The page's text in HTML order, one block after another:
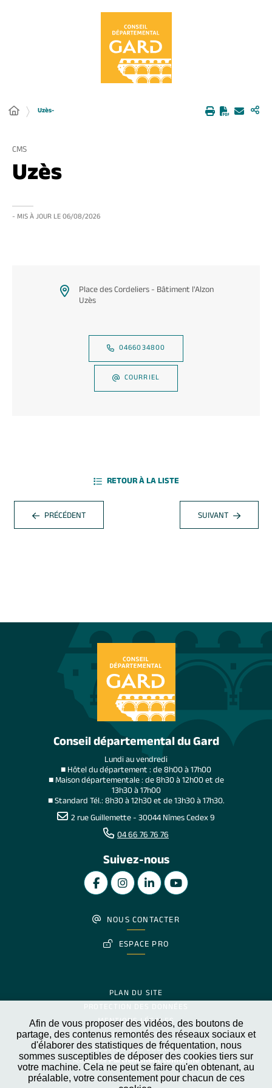
Afin de vous proposer des vidéos, des boutons de
partage, des contenus remontés des réseaux sociaux et
d'élaborer des statistiques de fréquentation, nous
sommes susceptibles de déposer des cookies tiers sur
votre machine. Cela ne peut se faire qu'en obtenant, au
préalable, votre consentement pour chacun de ces
Uzès-
CMS
Uzès
- MIS À JOUR LE06/08/2026
Place des Cordeliers - Bâtiment l'Alzon
Uzès
0466034800
COURRIEL
PRÉCÉDENT
RETOUR À LA LISTE
SUIVANT
Conseil départemental du Gard
Lundi au vendredi
■ Hôtel du département : de 8h00 à 17h00
■ Maison départementale : de 8h30 à 12h00 et de
13h30 à 17h00
■ Standard Tél.: 8h30 à 12h30 et de 13h30 à 17h30.
2 rue Guillemette - 30044 Nîmes Cedex 9
04 66 76 76 76
Suivez-nous
NOUS CONTACTER
ESPACE PRO
Accessibilité Partiellement conforme
PLAN DU SITE
PROTECTION DES DONNÉES
MENTIONS LÉGALES
MARCHÉS PUBLICS
GESTION DES COOKIES